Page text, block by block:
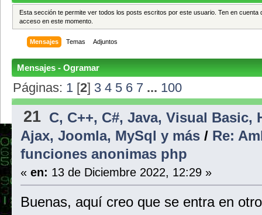
Esta sección te permite ver todos los posts escritos por este usuario. Ten en
acceso en este momento.
Mensajes Temas Adjuntos
Mensajes - Ogramar
Páginas: 1 [2] 3 4 5 6 7 ... 100
21 C, C++, C#, Java, Visual Basic,
Ajax, Joomla, MySql y más/ Re:
funciones anonimas php
« en: 13 de Diciembre 2022, 12:29 »
Buenas, aquí creo que se entra en